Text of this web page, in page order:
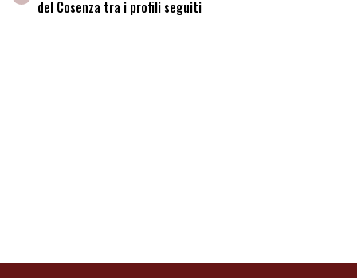
del Cosenza tra i profili seguiti